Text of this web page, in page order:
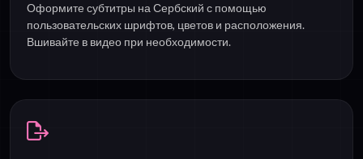
Оформите субтитры на Сербский с помощью
пользовательских шрифтов, цветов и расположения.
Вшивайте в видео при необходимости.